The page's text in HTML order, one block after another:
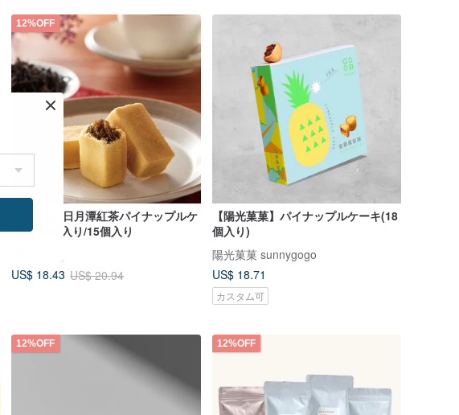
12%OFF
【第8口】日月潭紅茶パイナップルケ
ーキ 10個入り/15個入り
US$ 18.43 US$ 20.94
【陽光菓菓】パイナップルケーキ(18
個入り)
陽光菓菓 sunnygogo
US$ 18.71
カスタム可
12%OFF 12%OFF